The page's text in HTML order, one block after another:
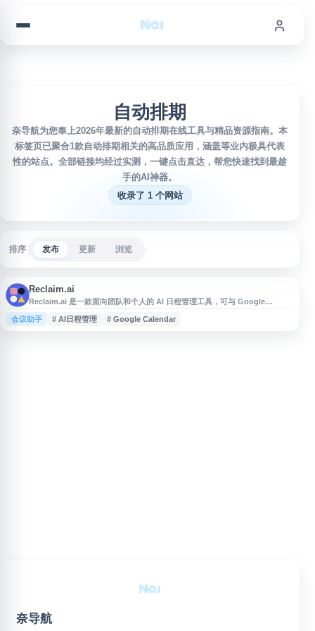
自动排期
奈导航为您奉上2026年最新的自动排期在线工具与精品资源指南。本
标签页已聚合1款自动排期相关的高品质应用，涵盖等业内极具代表
性的站点。全部链接均经过实测，一键点击直达，帮您快速找到最趁
手的AI神器。
收录了 1 个网站
排序 发布 更新 浏览
Reclaim.ai
Reclaim.ai 是一款面向团队和个人的 AI 日程管理工具，可与 Google
Calendar 和 Outlook Calendar 集成。它能够自动安排任务、习惯、会议和
休息时间，帮助用户优化日历安排、减少手动排期成本，并提升时间利用效
会议助手 # AI日程管理 # Google Calendar
奈导航